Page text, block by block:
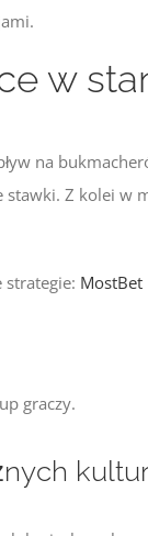
w
na
stawki. Z kolei w
MostBet
graczy.